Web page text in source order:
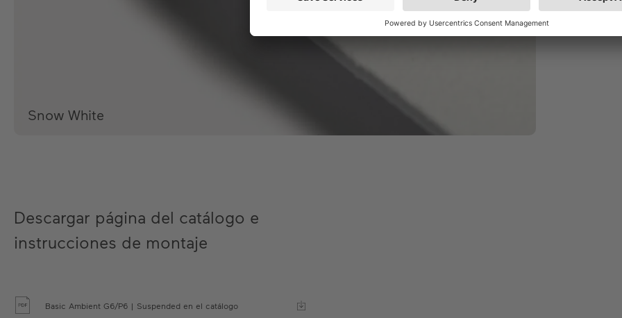
Snow White
Descargar página del catálogo e
instrucciones de montaje
Basic Ambient G6/P6 | Suspended en el catálogo